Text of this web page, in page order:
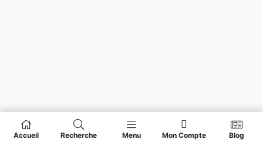
Accueil Recherche Menu Mon Compte Blog